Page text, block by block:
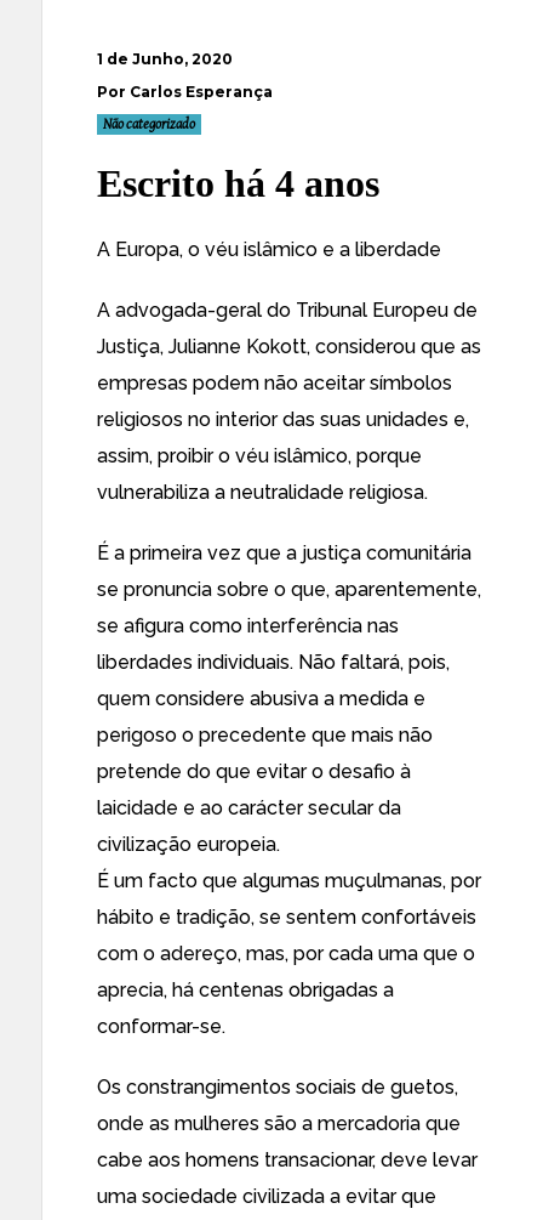
1 de Junho, 2020
Por Carlos Esperança
Não categorizado
Escrito há 4 anos
A Europa, o véu islâmico e a liberdade
A advogada-geral do Tribunal Europeu de
Justiça, Julianne Kokott, considerou que as
empresas podem não aceitar símbolos
religiosos no interior das suas unidades e,
assim, proibir o véu islâmico, porque
vulnerabiliza a neutralidade religiosa.
É a primeira vez que a justiça comunitária
se pronuncia sobre o que, aparentemente,
se afigura como interferência nas
liberdades individuais. Não faltará, pois,
quem considere abusiva a medida e
perigoso o precedente que mais não
pretende do que evitar o desafio à
laicidade e ao carácter secular da
civilização europeia.
É um facto que algumas muçulmanas, por
hábito e tradição, se sentem confortáveis
com o adereço, mas, por cada uma que o
aprecia, há centenas obrigadas a
conformar-se.
Os constrangimentos sociais de guetos,
onde as mulheres são a mercadoria que
cabe aos homens transacionar, deve levar
uma sociedade civilizada a evitar que